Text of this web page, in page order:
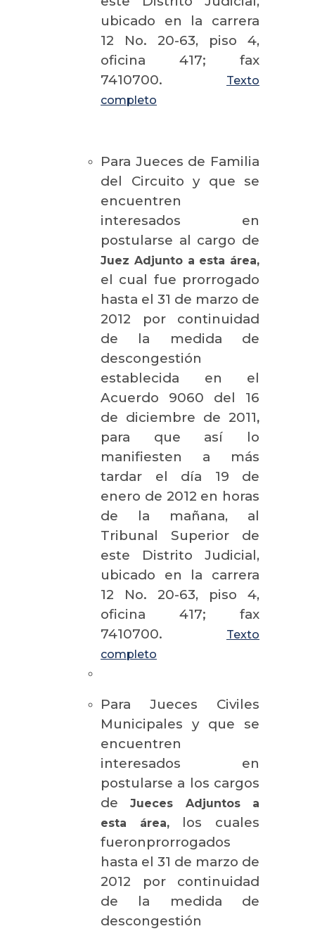
ubicado en la carrera
12 No. 20-63, piso 4,
oficina 417; fax
7410700.
Texto
completo
Para Jueces de Familia
del Circuito y que se
encuentren
interesados en
postularse al cargo de
Juez Adjunto a esta área,
el cual fue prorrogado
hasta el 31 de marzo de
2012 por continuidad
de la medida de
descongestión
establecida en el
Acuerdo 9060 del 16
de diciembre de 2011,
para que así lo
manifiesten a más
tardar el día 19 de
enero de 2012 en horas
de la mañana, al
Tribunal Superior de
este Distrito Judicial,
ubicado en la carrera
12 No. 20-63, piso 4,
oficina 417; fax
7410700.
Texto
completo
Para Jueces Civiles
Municipales y que se
encuentren
interesados en
postularse a los cargos
deJueces Adjuntos a
esta área, los cuales
fueronprorrogados
hasta el 31 de marzo de
2012 por continuidad
de la medida de
descongestión